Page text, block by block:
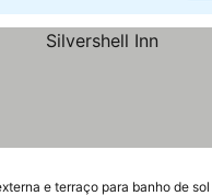
e terraço para banho de sol